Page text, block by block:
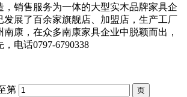
，销售服务为一体的大型实木品牌家具企
发展了百余家旗舰店、加盟店，生产工厂
南康，在众多南康家具企业中脱颖而出，
电话0797-6790338
第